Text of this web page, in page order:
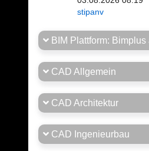
stipanv
BIM Plattform:
CAD Allgemein
CAD Architektur
CAD Ingenieurbau